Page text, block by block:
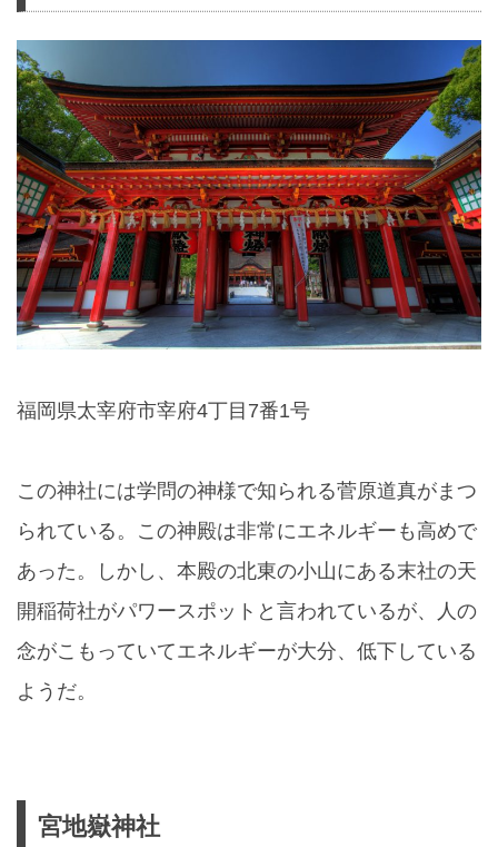
福岡県太宰府市宰府4丁目7番1号
この神社には学問の神様で知られる菅原道真がまつ
られている。この神殿は非常にエネルギーも高めで
あった。しかし、本殿の北東の小山にある末社の天
開稲荷社がパワースポットと言われているが、人の
念がこもっていてエネルギーが大分、低下している
ようだ。
宮地嶽神社